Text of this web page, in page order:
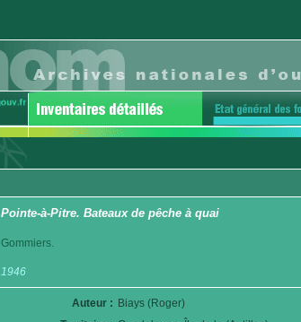
Pointe-à-Pitre. Bateaux de pêche à quai
Gommiers.
1946
Auteur : Biays (Roger)